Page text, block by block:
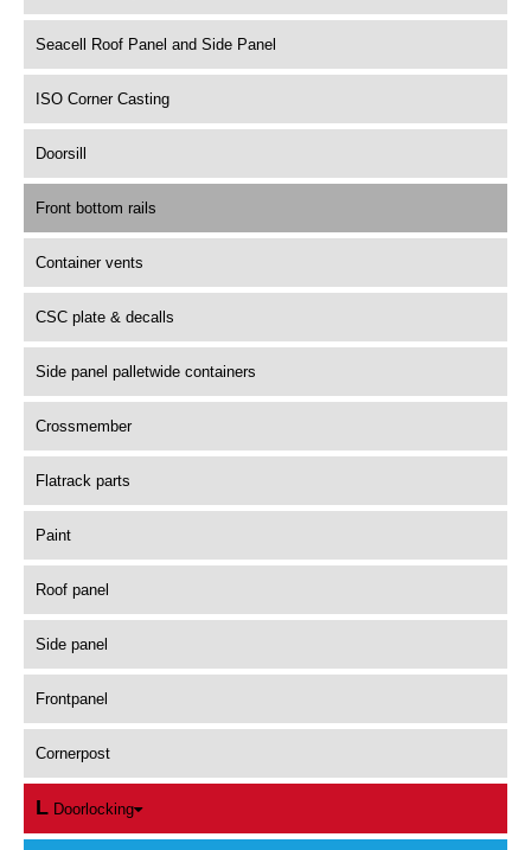
Seacell Roof Panel and Side Panel
ISO Corner Casting
Doorsill
Front bottom rails
Container vents
CSC plate & decalls
Side panel palletwide containers
Crossmember
Flatrack parts
Paint
Roof panel
Side panel
Frontpanel
Cornerpost
L Doorlocking